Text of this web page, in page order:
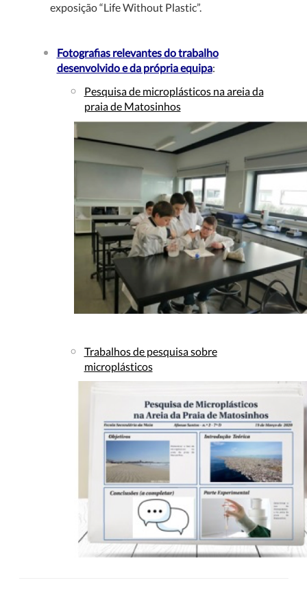
exposição “Life Without Plastic”.
Fotografias relevantes do trabalho
desenvolvido e da própria equipa:
Pesquisa de microplásticos na areia da
praia de Matosinhos
Trabalhos de pesquisa sobre
microplásticos